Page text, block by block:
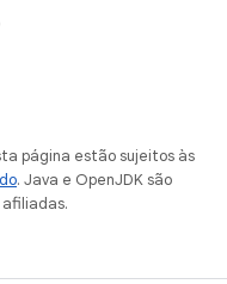
página estão sujeitos às
. Java e OpenJDK são